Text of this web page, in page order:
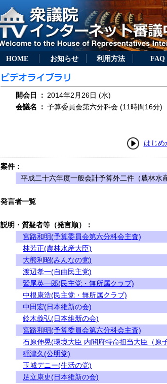
HOME お知らせ 利用方法 FAQ
開会日 ： 2014年2月26日 (水)
会議名
： 予算委員会第六分科会 (11時間16分)
はじめ
案件：
平成二十六年度一般会計予算外二件（農林水
発言者一覧
説明・質疑者等（発言順）：
宮路和明(予算委員会第六分科会主査)
林芳正(農林水産大臣)
大熊利昭(みんなの党)
渡辺孝一(自由民主党)
鷲尾英一郎(民主党・無所属クラブ)
中根康浩(民主党・無所属クラブ)
中田宏(日本維新の会)
鈴木義弘(日本維新の会)
宮路和明(予算委員会第六分科会主査)
石原伸晃(環境大臣 内閣府特命担当大臣（原
稲津久(公明党)
玉城デニー(生活の党)
足立康史(日本維新の会)